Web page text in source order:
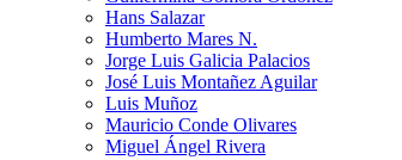
Hans Salazar
Humberto Mares N.
Jorge Luis Galicia Palacios
José Luis Montañez Aguilar
Luis Muñoz
Mauricio Conde Olivares
Miguel Ángel Rivera